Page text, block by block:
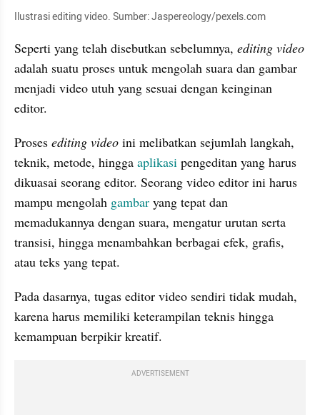
Ilustrasi editing video. Sumber: Jaspereology/pexels.com
Seperti yang telah disebutkan sebelumnya, editing video
adalah suatu proses untuk mengolah suara dan gambar
menjadi video utuh yang sesuai dengan keinginan
editor.
Proses editing video ini melibatkan sejumlah langkah,
teknik, metode, hingga aplikasi pengeditan yang harus
dikuasai seorang editor. Seorang video editor ini harus
mampu mengolah gambar yang tepat dan
memadukannya dengan suara, mengatur urutan serta
transisi, hingga menambahkan berbagai efek, grafis,
atau teks yang tepat.
Pada dasarnya, tugas editor video sendiri tidak mudah,
karena harus memiliki keterampilan teknis hingga
kemampuan berpikir kreatif.
ADVERTISEMENT